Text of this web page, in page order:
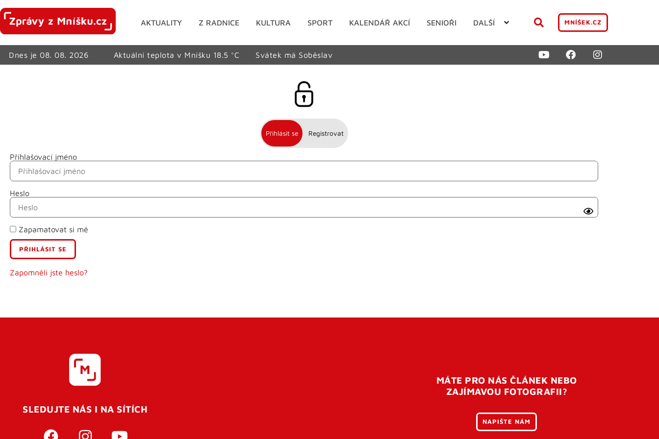
AKTUALITY Z RADNICE KULTURA SPORT KALENDÁŘ AKCÍ SENIOŘI DALŠÍ MNÍŠEK.CZ
Dnes je 08. 08. 2026 Aktuální teplota v Mníšku 18.5 °C Svátek má Soběslav
Přihlásit se Registrovat
Přihlašovací jméno
Heslo
Zapamatovat si mě
Zapomněli jste heslo?
Jméno
Příjmení
E-mail
Uživatelské jméno
SLEDUJTE NÁS I NA SÍTÍCH
MÁTE PRO NÁS ČLÁNEK NEBO
ZAJÍMAVOU FOTOGRAFII?
NAPIŠTE NÁM